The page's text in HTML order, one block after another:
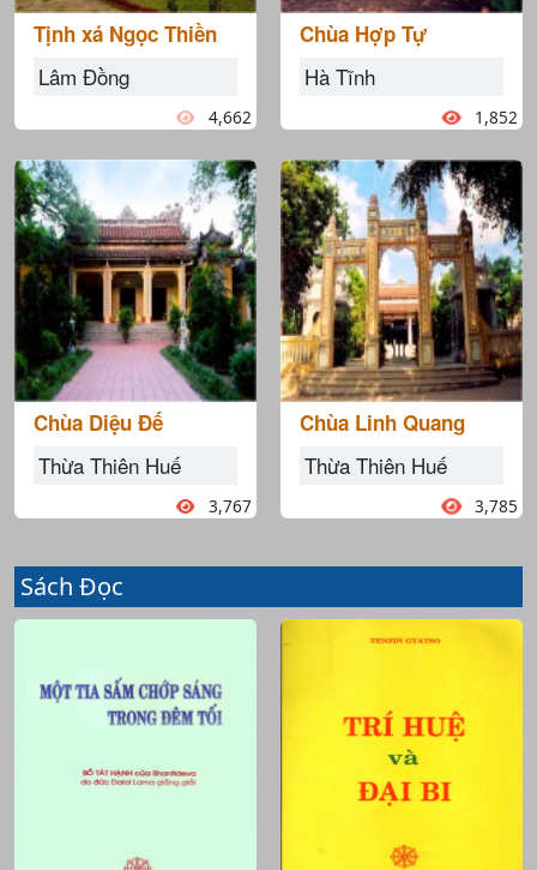
Tịnh xá Ngọc Thiền
Lâm Đồng
4,662
Chùa Diệu Đế
Thừa Thiên Huế
3,767
Chùa Hợp Tự
Hà Tĩnh
1,852
Chùa Linh Quang
Thừa Thiên Huế
3,785
Sách Đọc